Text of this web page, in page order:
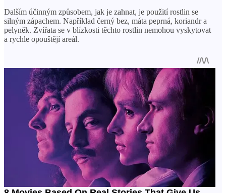
Dalším účinným způsobem, jak je zahnat, je použití rostlin se
silným zápachem. Například černý bez, máta peprná, koriandr a
pelyněk. Zvířata se v blízkosti těchto rostlin nemohou vyskytovat
a rychle opouštějí areál.